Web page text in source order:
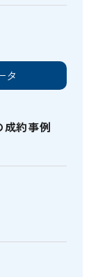
タ
成約事例